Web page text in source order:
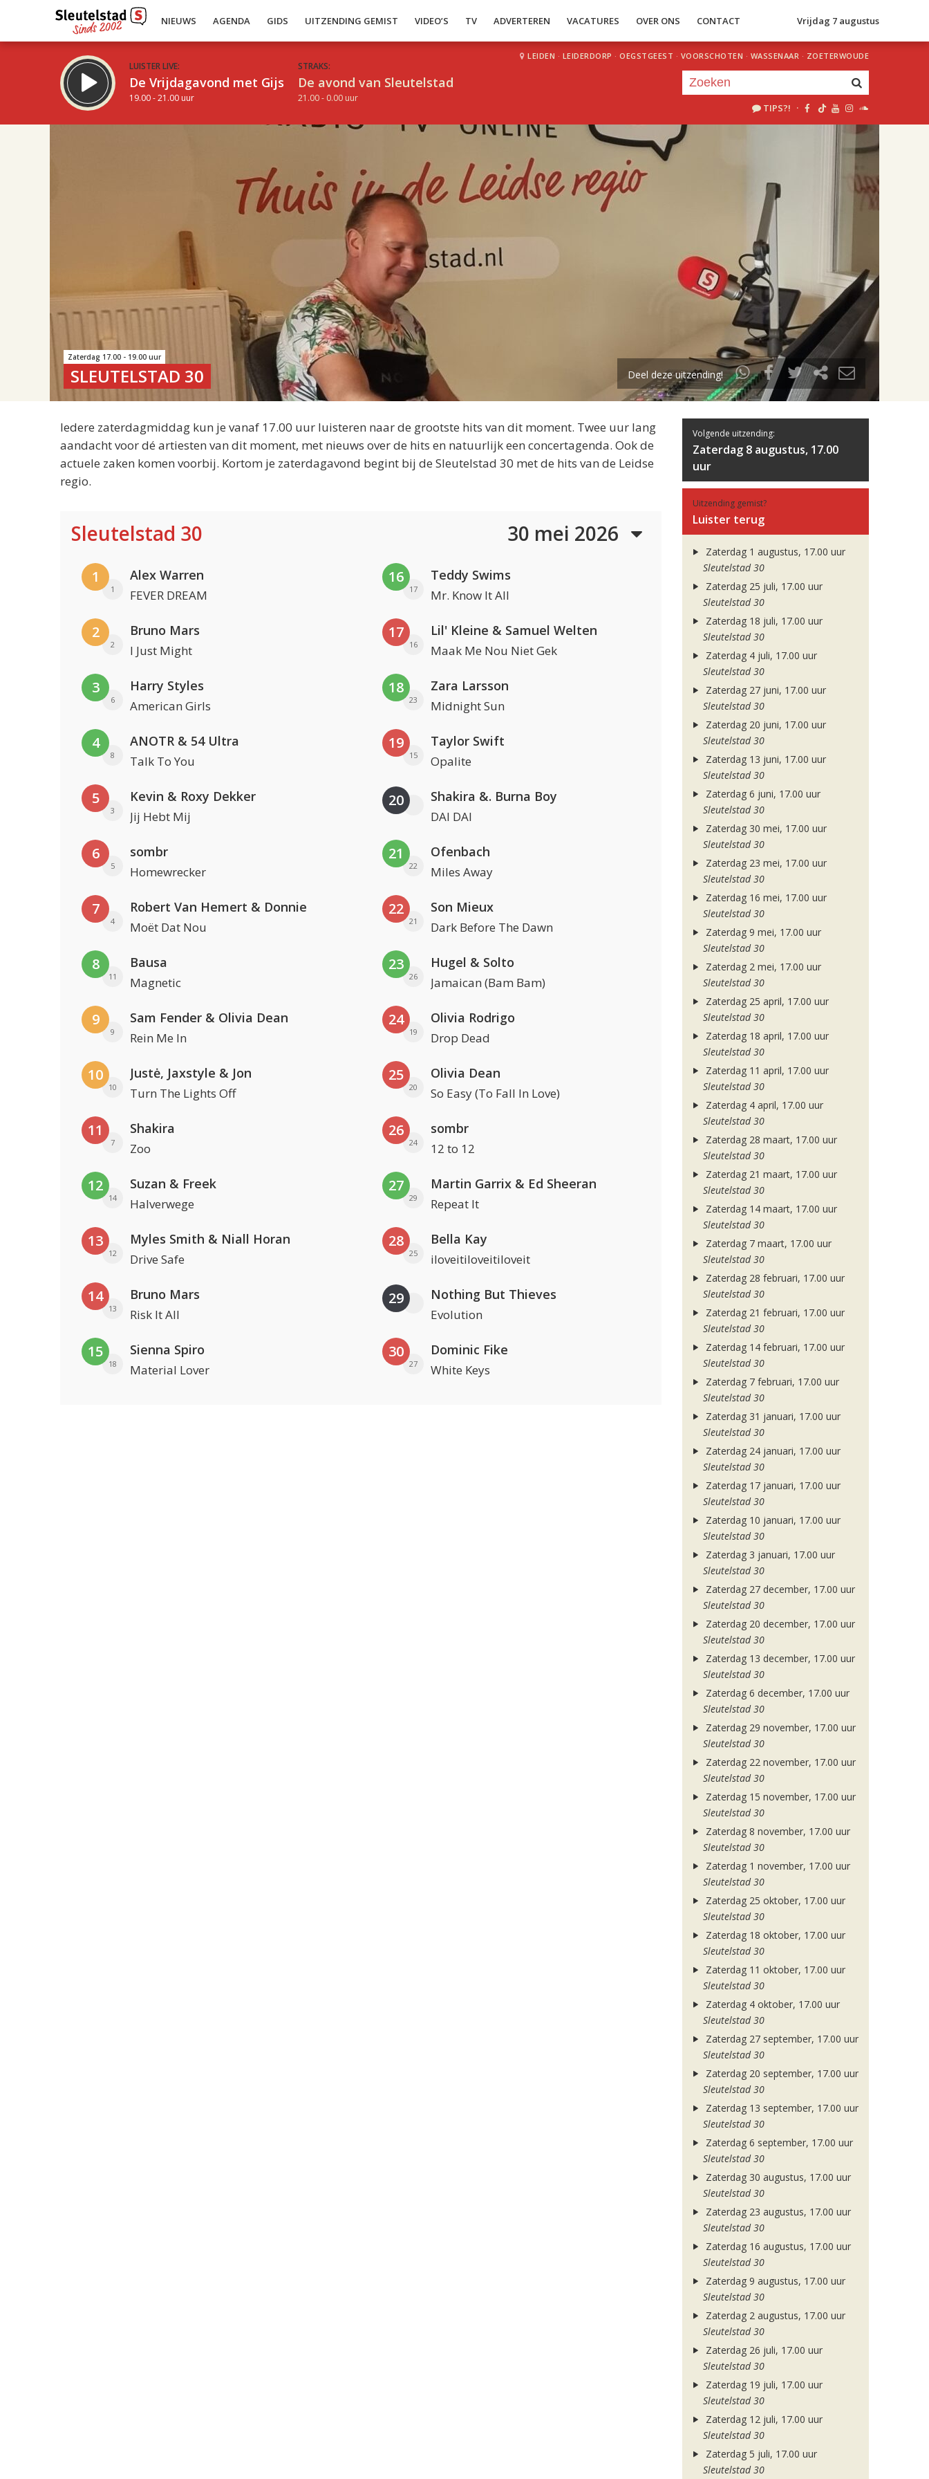
NIEUWS AGENDA GIDS UITZENDING GEMIST VIDEO’S TV ADVERTEREN VACATURES OVER ONS CONTACT Vrijdag 7 augustus
LUISTER LIVE:
De Vrijdagavond met Gijs
19.00 - 21.00 uur
STRAKS:
De avond van Sleutelstad
21.00 - 0.00 uur
LEIDEN · LEIDERDORP · OEGSTGEEST · VOORSCHOTEN · WASSENAAR · ZOETERWOUDE
TIPS?! ·
uur 1 van 2
Volgend uur
Zaterdag 17.00 - 19.00 uur
SLEUTELSTAD 30 Deel deze uitzending!
Iedere zaterdagmiddag kun je vanaf 17.00 uur luisteren naar de grootste hits van dit moment. Twee uur lang
aandacht voor dé artiesten van dit moment, met nieuws over de hits en natuurlijk een concertagenda. Ook de
actuele zaken komen voorbij. Kortom je zaterdagavond begint bij de Sleutelstad 30 met de hits van de Leidse
regio.
Sleutelstad 30 30 mei 2026
1
1
Alex Warren
FEVER DREAM
2
2
Bruno Mars
I Just Might
3
6
Harry Styles
American Girls
4
8
ANOTR & 54 Ultra
Talk To You
5
3
Kevin & Roxy Dekker
Jij Hebt Mij
6
5
sombr
Homewrecker
7
4
Robert Van Hemert & Donnie
Moët Dat Nou
8
11
Bausa
Magnetic
9
9
Sam Fender & Olivia Dean
Rein Me In
10
10
Justė, Jaxstyle & Jon
Turn The Lights Off
11
7
Shakira
Zoo
12
14
Suzan & Freek
Halverwege
13
12
Myles Smith & Niall Horan
Drive Safe
14
13
Bruno Mars
Risk It All
15
18
Sienna Spiro
Material Lover
16
17
Teddy Swims
Mr. Know It All
17
16
Lil' Kleine & Samuel Welten
Maak Me Nou Niet Gek
18
23
Zara Larsson
Midnight Sun
19
15
Taylor Swift
Opalite
20 Shakira &. Burna Boy
DAI DAI
21
22
Ofenbach
Miles Away
22
21
Son Mieux
Dark Before The Dawn
23
26
Hugel & Solto
Jamaican (Bam Bam)
24
19
Olivia Rodrigo
Drop Dead
25
20
Olivia Dean
So Easy (To Fall In Love)
26
24
sombr
12 to 12
27
29
Martin Garrix & Ed Sheeran
Repeat It
28
25
Bella Kay
iloveitiloveitiloveit
29 Nothing But Thieves
Evolution
30
27
Dominic Fike
White Keys
Volgende uitzending:
Zaterdag 8 augustus, 17.00
uur
Uitzending gemist?
Luister terug
Zaterdag 1 augustus, 17.00 uur
Sleutelstad 30
Zaterdag 25 juli, 17.00 uur
Sleutelstad 30
Zaterdag 18 juli, 17.00 uur
Sleutelstad 30
Zaterdag 4 juli, 17.00 uur
Sleutelstad 30
Zaterdag 27 juni, 17.00 uur
Sleutelstad 30
Zaterdag 20 juni, 17.00 uur
Sleutelstad 30
Zaterdag 13 juni, 17.00 uur
Sleutelstad 30
Zaterdag 6 juni, 17.00 uur
Sleutelstad 30
Zaterdag 30 mei, 17.00 uur
Sleutelstad 30
Zaterdag 23 mei, 17.00 uur
Sleutelstad 30
Zaterdag 16 mei, 17.00 uur
Sleutelstad 30
Zaterdag 9 mei, 17.00 uur
Sleutelstad 30
Zaterdag 2 mei, 17.00 uur
Sleutelstad 30
Zaterdag 25 april, 17.00 uur
Sleutelstad 30
Zaterdag 18 april, 17.00 uur
Sleutelstad 30
Zaterdag 11 april, 17.00 uur
Sleutelstad 30
Zaterdag 4 april, 17.00 uur
Sleutelstad 30
Zaterdag 28 maart, 17.00 uur
Sleutelstad 30
Zaterdag 21 maart, 17.00 uur
Sleutelstad 30
Zaterdag 14 maart, 17.00 uur
Sleutelstad 30
Zaterdag 7 maart, 17.00 uur
Sleutelstad 30
Zaterdag 28 februari, 17.00 uur
Sleutelstad 30
Zaterdag 21 februari, 17.00 uur
Sleutelstad 30
Zaterdag 14 februari, 17.00 uur
Sleutelstad 30
Zaterdag 7 februari, 17.00 uur
Sleutelstad 30
Zaterdag 31 januari, 17.00 uur
Sleutelstad 30
Zaterdag 24 januari, 17.00 uur
Sleutelstad 30
Zaterdag 17 januari, 17.00 uur
Sleutelstad 30
Zaterdag 10 januari, 17.00 uur
Sleutelstad 30
Zaterdag 3 januari, 17.00 uur
Sleutelstad 30
Zaterdag 27 december, 17.00 uur
Sleutelstad 30
Zaterdag 20 december, 17.00 uur
Sleutelstad 30
Zaterdag 13 december, 17.00 uur
Sleutelstad 30
Zaterdag 6 december, 17.00 uur
Sleutelstad 30
Zaterdag 29 november, 17.00 uur
Sleutelstad 30
Zaterdag 22 november, 17.00 uur
Sleutelstad 30
Zaterdag 15 november, 17.00 uur
Sleutelstad 30
Zaterdag 8 november, 17.00 uur
Sleutelstad 30
Zaterdag 1 november, 17.00 uur
Sleutelstad 30
Zaterdag 25 oktober, 17.00 uur
Sleutelstad 30
Zaterdag 18 oktober, 17.00 uur
Sleutelstad 30
Zaterdag 11 oktober, 17.00 uur
Sleutelstad 30
Zaterdag 4 oktober, 17.00 uur
Sleutelstad 30
Zaterdag 27 september, 17.00 uur
Sleutelstad 30
Zaterdag 20 september, 17.00 uur
Sleutelstad 30
Zaterdag 13 september, 17.00 uur
Sleutelstad 30
Zaterdag 6 september, 17.00 uur
Sleutelstad 30
Zaterdag 30 augustus, 17.00 uur
Sleutelstad 30
Zaterdag 23 augustus, 17.00 uur
Sleutelstad 30
Zaterdag 16 augustus, 17.00 uur
Sleutelstad 30
Zaterdag 9 augustus, 17.00 uur
Sleutelstad 30
Zaterdag 2 augustus, 17.00 uur
Sleutelstad 30
Zaterdag 26 juli, 17.00 uur
Sleutelstad 30
Zaterdag 19 juli, 17.00 uur
Sleutelstad 30
Zaterdag 12 juli, 17.00 uur
Sleutelstad 30
Zaterdag 5 juli, 17.00 uur
Sleutelstad 30